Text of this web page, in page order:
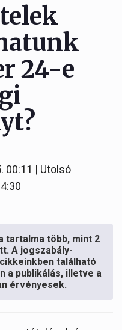
24-e
00:11 | Utolsó
tartalma több, mint 2
A jogszabály-
található
a publikálás, illetve a
érvényesek.